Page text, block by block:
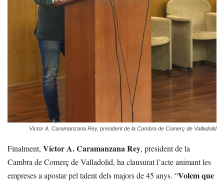
Víctor A. Caramanzana Rey, president de la Cambra de Comerç de Valladolid
Finalment, Víctor A. Caramanzana Rey, president de la
Cambra de Comerç de Valladolid, ha clausurat l’acte animant les
empreses a apostar pel talent dels majors de 45 anys. “Volem que